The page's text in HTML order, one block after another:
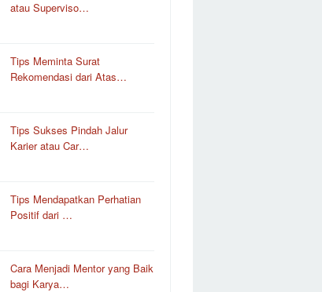
atau Superviso…
Tips Meminta Surat
Rekomendasi dari Atas…
Tips Sukses Pindah Jalur
Karier atau Car…
Tips Mendapatkan Perhatian
Positif dari …
Cara Menjadi Mentor yang Baik
bagi Karya…